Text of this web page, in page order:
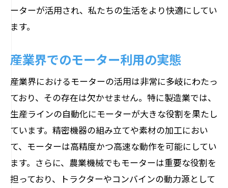
ーターが活用され、私たちの生活をより快適にしてい
ます。
産業界でのモーター利用の実態
産業界におけるモーターの活用は非常に多岐にわたっ
ており、その存在は欠かせません。特に製造業では、
生産ラインの自動化にモーターが大きな役割を果たし
ています。精密機器の組み立てや素材の加工におい
て、モーターは高精度かつ高速な動作を可能にしてい
ます。さらに、農業機械でもモーターは重要な役割を
担っており、トラクターやコンバインの動力源として